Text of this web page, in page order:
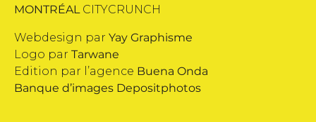
MONTRÉALCITYCRUNCH
Webdesign par Yay Graphisme
Logo par Tarwane
Edition par l’agence Buena Onda
Banque d’images Depositphotos